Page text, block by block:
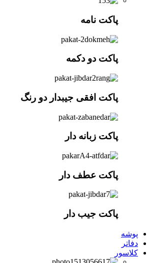
پاکت نامه
پاکت دو دکمه
پاکت افقی جیبدار دو رنگ
پاکت زبانه دار
پاکت عطف دار
پاکت جیب دار
پوشه
دفاتر
کلاسور